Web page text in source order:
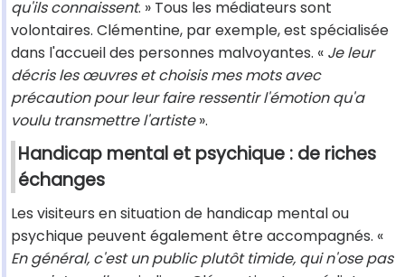
qu'ils connaissent. » Tous les médiateurs sont
volontaires. Clémentine, par exemple, est spécialisée
dans l'accueil des personnes malvoyantes. « Je leur
décris les œuvres et choisis mes mots avec
précaution pour leur faire ressentir l'émotion qu'a
voulu transmettre l'artiste».
Handicap mental et psychique : de riches
échanges
Les visiteurs en situation de handicap mental ou
psychique peuvent également être accompagnés. «
En général, c'est un public plutôt timide, qui n'ose pas